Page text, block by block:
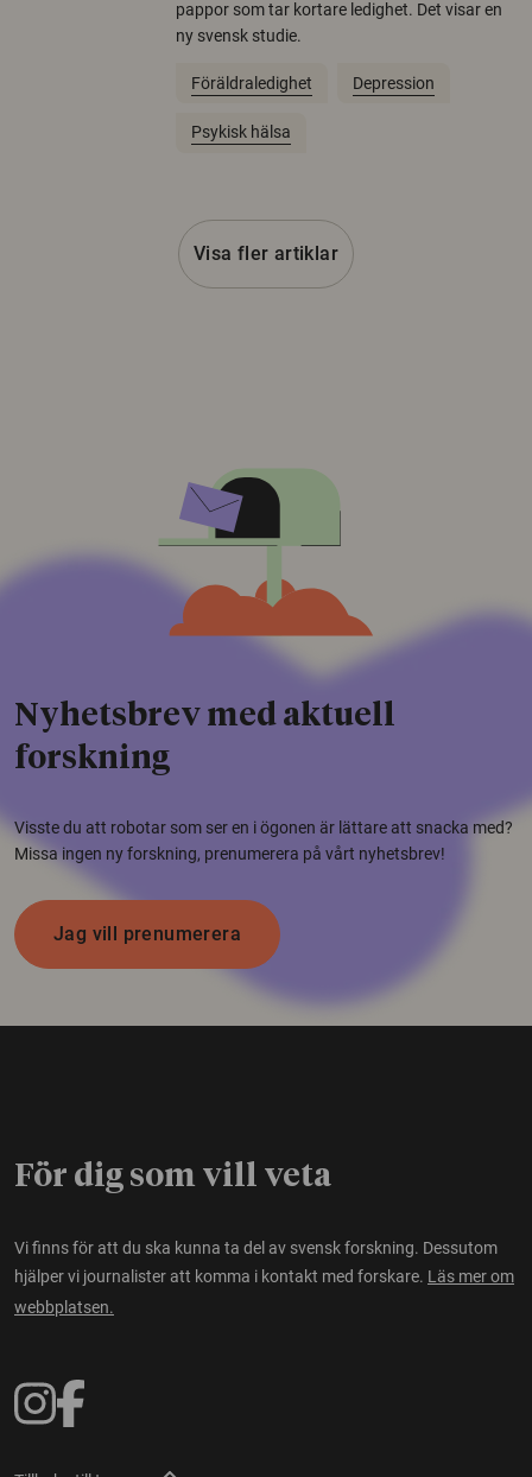
pappor som tar kortare ledighet. Det visar en
ny svensk studie.
Föräldraledighet Depression
Psykisk hälsa
Visa fler artiklar
Nyhetsbrev med aktuell
forskning
Visste du att robotar som ser en i ögonen är lättare att snacka med?
Missa ingen ny forskning, prenumerera på vårt nyhetsbrev!
Jag vill prenumerera
För dig som vill veta
Vi finns för att du ska kunna ta del av svensk forskning. Dessutom
hjälper vi journalister att komma i kontakt med forskare. Läs mer om
webbplatsen.